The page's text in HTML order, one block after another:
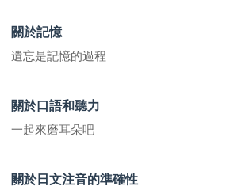
關於記憶
遺忘是記憶的過程
關於口語和聽力
一起來磨耳朵吧
關於日文注音的準確性